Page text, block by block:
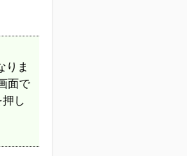
りま
面で
し